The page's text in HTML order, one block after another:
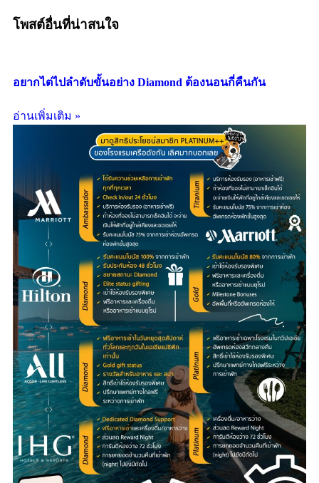
โพสต์อื่นที่น่าสนใจ
อยากไต่ไปลำดับขั้นอย่าง Diamond ต้องนอนกี่คืนกัน
อ่านเพิ่มเติม »